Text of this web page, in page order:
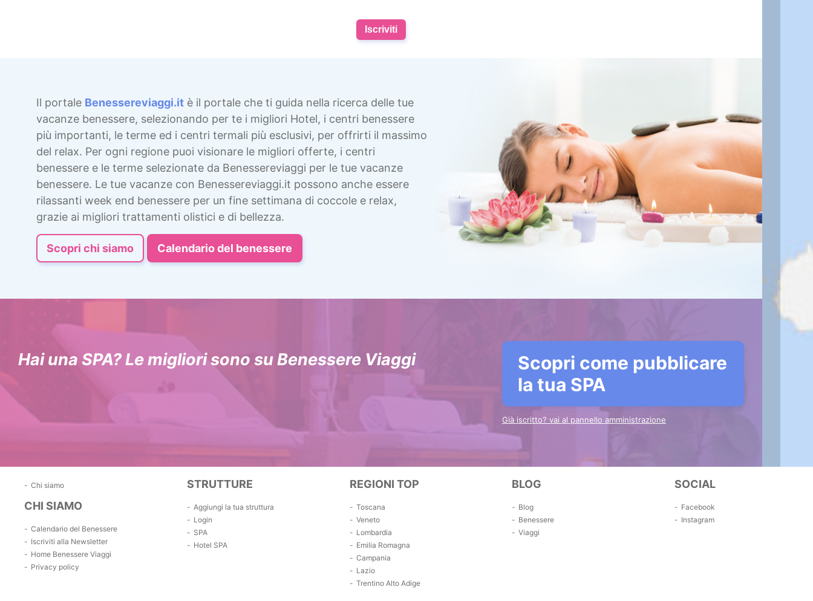
Iscriviti
Il portale Benessereviaggi.it è il portale che ti guida nella ricerca delle tue
vacanze benessere, selezionando per te i migliori Hotel, i centri benessere
più importanti, le terme ed i centri termali più esclusivi, per offrirti il massimo
del relax. Per ogni regione puoi visionare le migliori offerte, i centri
benessere e le terme selezionate da Benessereviaggi per le tue vacanze
benessere. Le tue vacanze con Benessereviaggi.it possono anche essere
rilassanti week end benessere per un fine settimana di coccole e relax,
grazie ai migliori trattamenti olistici e di bellezza.
Scopri chi siamo Calendario del benessere
Hai una SPA? Le migliori sono su Benessere Viaggi
Scopri come pubblicare
la tua SPA
Già iscritto? vai al pannello amministrazione
Chi siamo
CHI SIAMO
Calendario del Benessere
Iscriviti alla Newsletter
Home Benessere Viaggi
Privacy policy
STRUTTURE
Aggiungi la tua struttura
Login
SPA
Hotel SPA
REGIONI TOP
Toscana
Veneto
Lombardia
Emilia Romagna
Campania
Lazio
Trentino Alto Adige
BLOG
Blog
Benessere
Viaggi
SOCIAL
Facebook
Instagram